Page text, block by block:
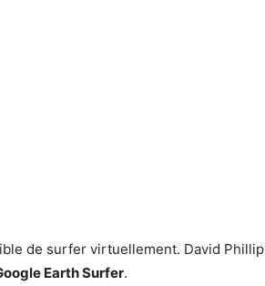
de surfer virtuellement. David Phillip
Earth Surfer.